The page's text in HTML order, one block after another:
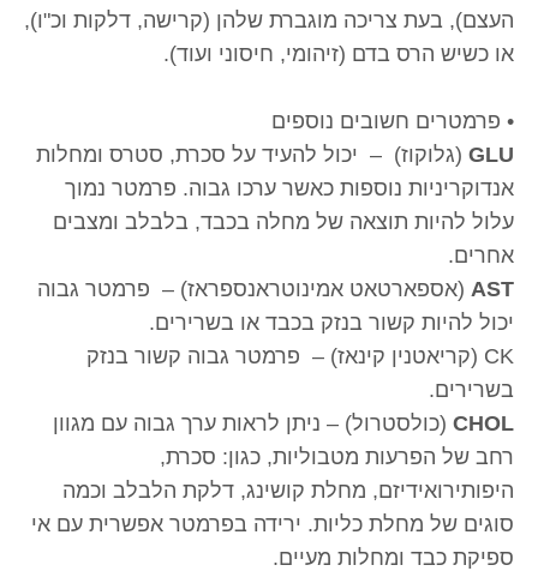
העצם), בעת צריכה מוגברת שלהן (קרישה, דלקות וכ"ו),
או כשיש הרס בדם (זיהומי, חיסוני ועוד).
• פרמטרים חשובים נוספים
GLU (גלוקוז) – יכול להעיד על סכרת, סטרס ומחלות
אנדוקריניות נוספות כאשר ערכו גבוה. פרמטר נמוך
עלול להיות תוצאה של מחלה בכבד, בלבלב ומצבים
אחרים.
AST (אספארטאט אמינוטראנספראז) – פרמטר גבוה
יכול להיות קשור בנזק בכבד או בשרירים.
CK (קריאטנין קינאז) – פרמטר גבוה קשור בנזק
בשרירים.
CHOL (כולסטרול) – ניתן לראות ערך גבוה עם מגוון
רחב של הפרעות מטבוליות, כגון: סכרת,
היפותירואידיזם, מחלת קושינג, דלקת הלבלב וכמה
סוגים של מחלת כליות. ירידה בפרמטר אפשרית עם אי
ספיקת כבד ומחלות מעיים.